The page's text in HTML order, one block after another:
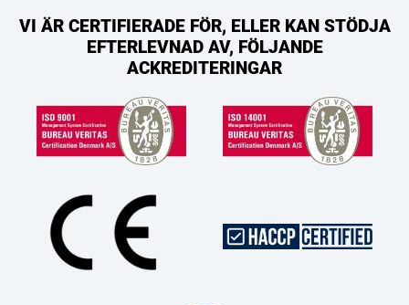
VI ÄR CERTIFIERADE FÖR, ELLER KAN STÖDJA
EFTERLEVNAD AV, FÖLJANDE
ACKREDITERINGAR